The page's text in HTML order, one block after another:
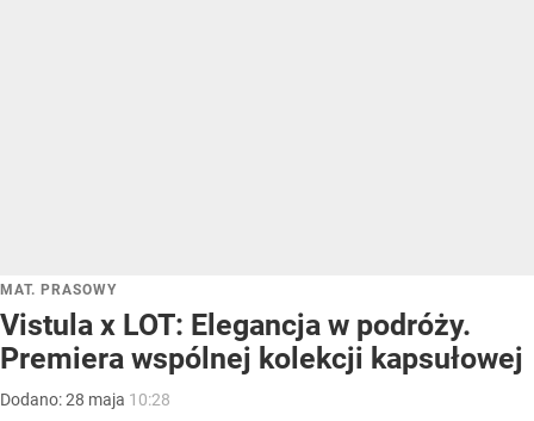
MAT. PRASOWY
Vistula x LOT: Elegancja w podróży.
Premiera wspólnej kolekcji kapsułowej
Dodano:28 maja 10:28